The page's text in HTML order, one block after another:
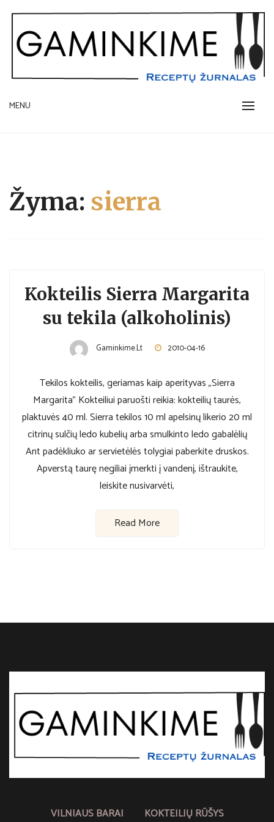
content
GAMINKIME.LT
receptų žurnalas
MENU
Žyma: sierra
Kokteilis Sierra Margarita
su tekila (alkoholinis)
Gaminkime.lt 2010-04-16
Tekilos kokteilis, geriamas kaip aperityvas „Sierra
Margarita” Kokteiliui paruošti reikia: kokteilių taurės,
plaktuvės 40 ml. Sierra tekilos 10 ml apelsinų likerio 20 ml
citrinų sulčių ledo kubelių arba smulkinto ledo gabalėlių
Ant padėkliuko ar servietėlės tolygiai paberkite druskos.
Apverstą taurę negiliai įmerkti į vandenį, ištraukite,
leiskite nusivarvėti,
Read More
VILNIAUS BARAI KOKTEILIŲ RŪŠYS